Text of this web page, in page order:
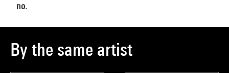
no.
By the same artist